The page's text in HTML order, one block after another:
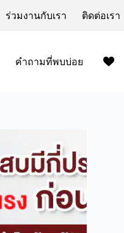
ร่วมงานกับเรา ติดต่อเรา
คำถามที่พบบ่อย